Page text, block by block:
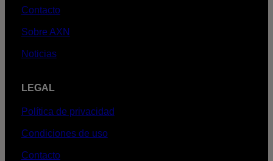
Contacto
Sobre AXN
Noticias
LEGAL
Política de privacidad
Condiciones de uso
Contacto